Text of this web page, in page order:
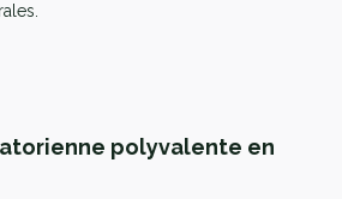
polyvalente en